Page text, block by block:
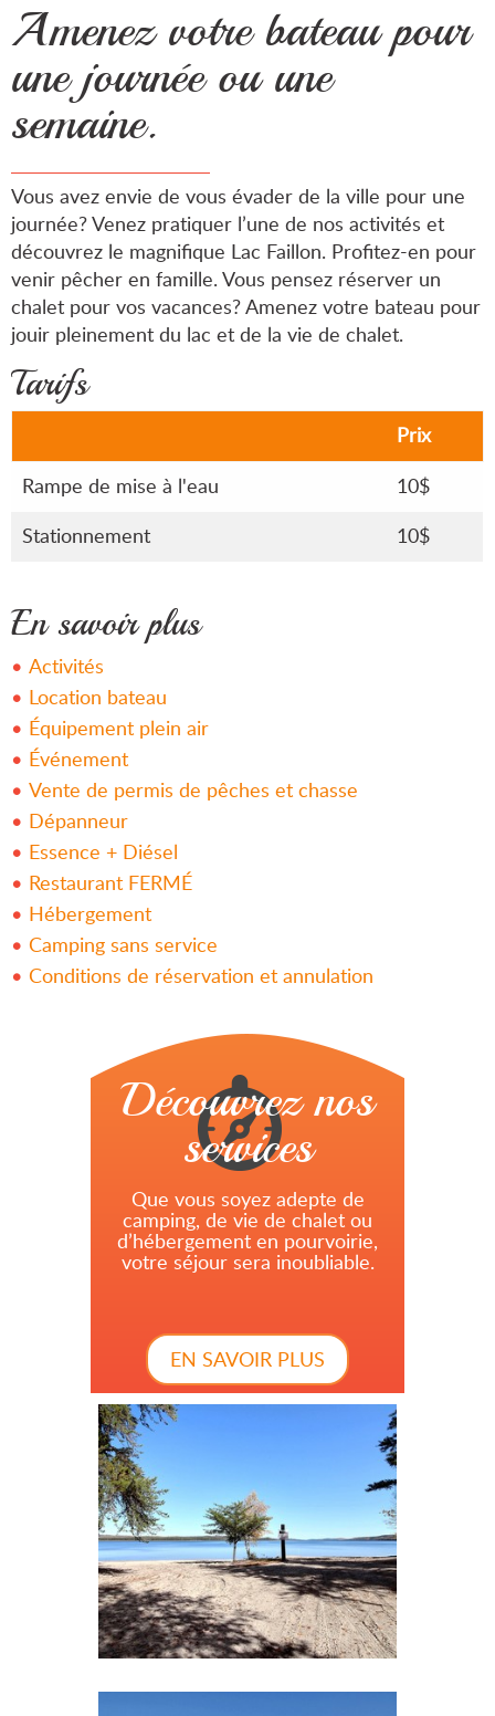
Amenez votre bateau pour
une journée ou une
semaine.
Vous avez envie de vous évader de la ville pour une
journée? Venez pratiquer l’une de nos activités et
découvrez le magnifique Lac Faillon. Profitez-en pour
venir pêcher en famille. Vous pensez réserver un
chalet pour vos vacances? Amenez votre bateau pour
jouir pleinement du lac et de la vie de chalet.
Tarifs
Prix
Rampe de mise à l'eau
10$
Stationnement
10$
En savoir plus
Activités
Location bateau
Équipement plein air
Événement
Vente de permis de pêches et chasse
Dépanneur
Essence + Diésel
Restaurant FERMÉ
Hébergement
Camping sans service
Conditions de réservation et annulation
Découvrez nos
services
Que vous soyez adepte de
camping, de vie de chalet ou
d’hébergement en pourvoirie,
votre séjour sera inoubliable.
EN SAVOIR PLUS